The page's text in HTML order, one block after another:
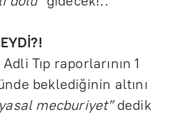
Tıp raporlarının 1
beklediğinin altını
mecburiyet”dedik